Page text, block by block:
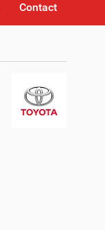
Contact